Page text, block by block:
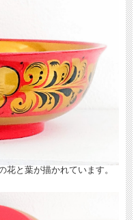
と葉が描かれています。